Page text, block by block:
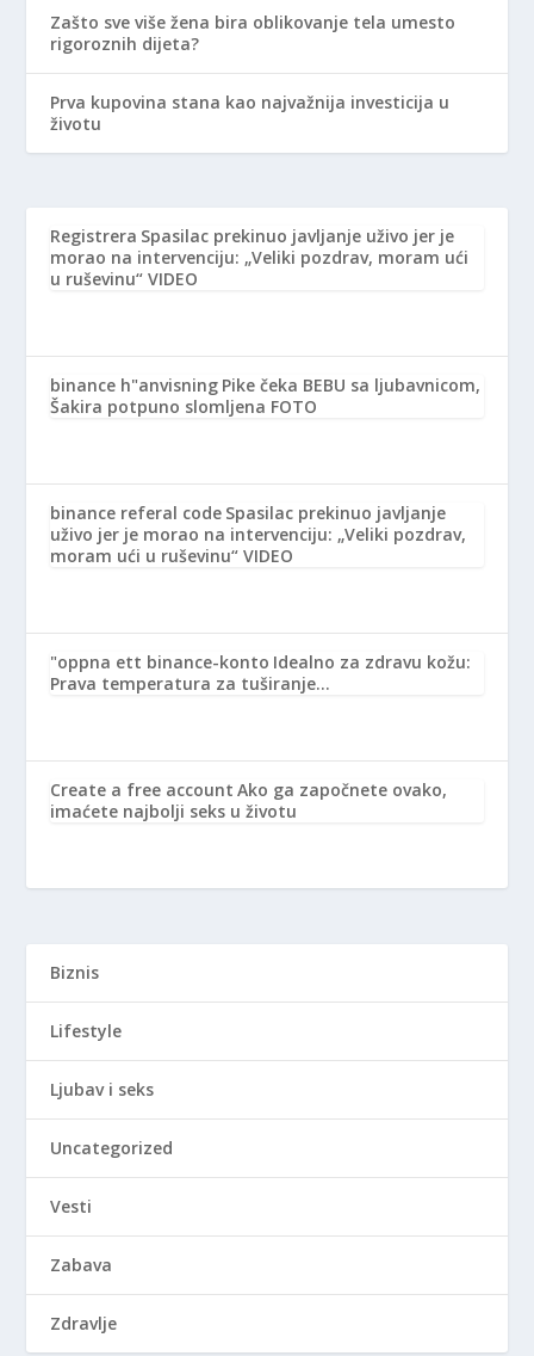
Zašto sve više žena bira oblikovanje tela umesto
rigoroznih dijeta?
Prva kupovina stana kao najvažnija investicija u
životu
Registrera Spasilac prekinuo javljanje uživo jer je
morao na intervenciju: „Veliki pozdrav, moram ući
u ruševinu“ VIDEO
binance h"anvisning Pike čeka BEBU sa ljubavnicom,
Šakira potpuno slomljena FOTO
binance referal code Spasilac prekinuo javljanje
uživo jer je morao na intervenciju: „Veliki pozdrav,
moram ući u ruševinu“ VIDEO
"oppna ett binance-konto Idealno za zdravu kožu:
Prava temperatura za tuširanje…
Create a free account Ako ga započnete ovako,
imaćete najbolji seks u životu
Biznis
Lifestyle
Ljubav i seks
Uncategorized
Vesti
Zabava
Zdravlje